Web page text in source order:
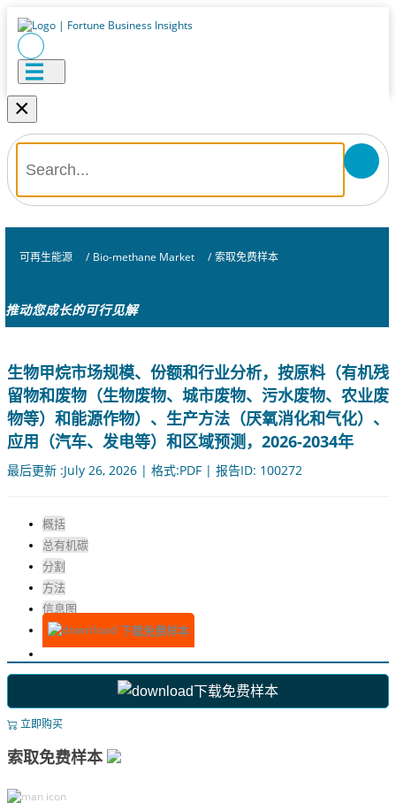
×
可再生能源 / Bio-methane Market / 索取免费样本
推动您成长的可行见解
生物甲烷市场规模、份额和行业分析，按原料（有机残
留物和废物（生物废物、城市废物、污水废物、农业废
物等）和能源作物）、生产方法（厌氧消化和气化）、
应用（汽车、发电等）和区域预测，2026-2034年
最后更新 :July 26, 2026 | 格式:PDF | 报告ID: 100272
概括
总有机碳
分割
方法
信息图
下载免费样本
下载免费样本
立即购买
索取免费样本